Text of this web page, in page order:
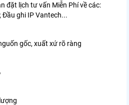
đặt lịch tư vấn Miễn Phí về các:
Đầu ghi IP Vantech...
gốc, xuất xứ rõ ràng